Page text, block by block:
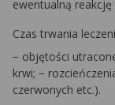
ewentualną
Czas trwania
− objętości
krwi; −
czerwonych etc.).